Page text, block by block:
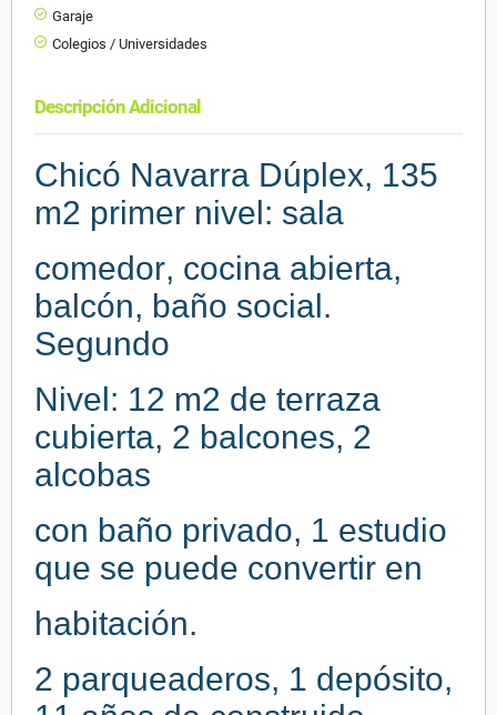
Garaje
Colegios / Universidades
Descripción Adicional
Chicó Navarra Dúplex, 135
m2 primer nivel: sala
comedor, cocina abierta,
balcón, baño social.
Segundo
Nivel: 12 m2 de terraza
cubierta, 2 balcones, 2
alcobas
con baño privado, 1 estudio
que se puede convertir en
habitación.
2 parqueaderos, 1 depósito,